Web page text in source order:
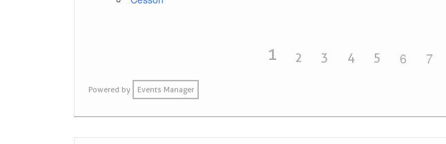
1 2 3 4 5 6 7
Powered by Events Manager